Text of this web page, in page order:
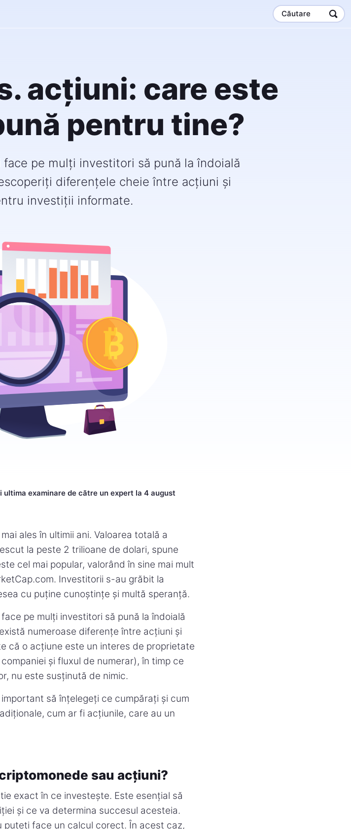
Căutare
acțiuni: care este
pentru tine?
pe mulți investitori să pună la îndoială
diferențele cheie între acțiuni și
investiții informate.
examinare de către un expert la 4 august
ales în ultimii ani. Valoarea totală a
la peste 2 trilioane de dolari, spune
cel mai popular, valorând în sine mai mult
Investitorii s-au grăbit la
cu puține cunoștințe și multă speranță.
pe mulți investitori să pună la îndoială
numeroase diferențe între acțiuni și
că o acțiune este un interes de proprietate
și fluxul de numerar), în timp ce
nu este susținută de nimic.
să înțelegeți ce cumpărați și cum
cum ar fi acțiunile, care au un
sau acțiuni?
exact în ce investește. Este esențial să
și ce va determina succesul acesteia.
face un calcul corect. În acest caz,